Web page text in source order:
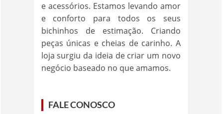
e acessórios. Estamos levando amor
e conforto para todos os seus
bichinhos de estimação. Criando
peças únicas e cheias de carinho. A
loja surgiu da ideia de criar um novo
negócio baseado no que amamos.
FALE CONOSCO